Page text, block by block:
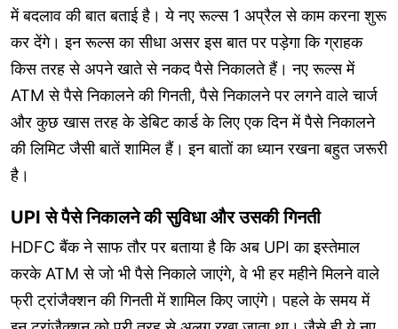
में बदलाव की बात बताई है। ये नए रूल्स 1 अप्रैल से काम करना शुरू
कर देंगे। इन रूल्स का सीधा असर इस बात पर पड़ेगा कि ग्राहक
किस तरह से अपने खाते से नकद पैसे निकालते हैं। नए रूल्स में
ATM से पैसे निकालने की गिनती, पैसे निकालने पर लगने वाले चार्ज
और कुछ खास तरह के डेबिट कार्ड के लिए एक दिन में पैसे निकालने
की लिमिट जैसी बातें शामिल हैं। इन बातों का ध्यान रखना बहुत जरूरी
है।
UPI से पैसे निकालने की सुविधा और उसकी गिनती
HDFC बैंक ने साफ तौर पर बताया है कि अब UPI का इस्तेमाल
करके ATM से जो भी पैसे निकाले जाएंगे, वे भी हर महीने मिलने वाले
फ्री ट्रांजैक्शन की गिनती में शामिल किए जाएंगे। पहले के समय में